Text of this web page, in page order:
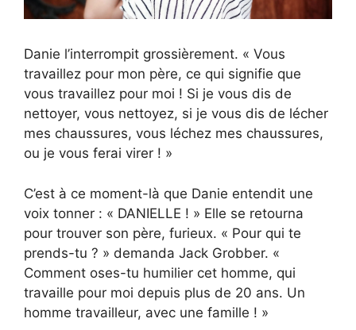
Danie l’interrompit grossièrement. « Vous
travaillez pour mon père, ce qui signifie que
vous travaillez pour moi ! Si je vous dis de
nettoyer, vous nettoyez, si je vous dis de lécher
mes chaussures, vous léchez mes chaussures,
ou je vous ferai virer ! »
C’est à ce moment-là que Danie entendit une
voix tonner : « DANIELLE ! » Elle se retourna
pour trouver son père, furieux. « Pour qui te
prends-tu ? » demanda Jack Grobber. «
Comment oses-tu humilier cet homme, qui
travaille pour moi depuis plus de 20 ans. Un
homme travailleur, avec une famille ! »